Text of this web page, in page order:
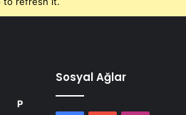
P
Sosyal Ağlar